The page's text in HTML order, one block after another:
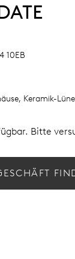
10EB
Keramik-
Bitte